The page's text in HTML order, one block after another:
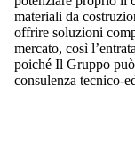
materiali da
offrire soluzioni
mercato, così
poiché Il Gruppo
consulenza tecnico-